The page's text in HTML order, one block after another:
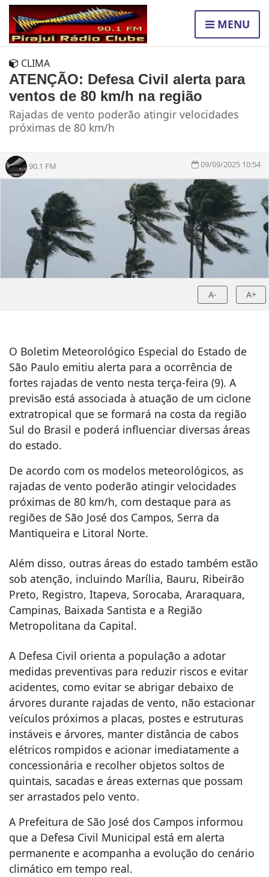
MENU
CLIMA
ATENÇÃO: Defesa Civil alerta para
ventos de 80 km/h na região
Rajadas de vento poderão atingir velocidades
próximas de 80 km/h
90.1 FM 09/09/2025 10:54
A- A+
O Boletim Meteorológico Especial do Estado de
São Paulo emitiu alerta para a ocorrência de
fortes rajadas de vento nesta terça-feira (9). A
previsão está associada à atuação de um ciclone
extratropical que se formará na costa da região
Sul do Brasil e poderá influenciar diversas áreas
do estado.
De acordo com os modelos meteorológicos, as
rajadas de vento poderão atingir velocidades
próximas de 80 km/h, com destaque para as
regiões de São José dos Campos, Serra da
Mantiqueira e Litoral Norte.
Além disso, outras áreas do estado também estão
sob atenção, incluindo Marília, Bauru, Ribeirão
Preto, Registro, Itapeva, Sorocaba, Araraquara,
Campinas, Baixada Santista e a Região
Metropolitana da Capital.
A Defesa Civil orienta a população a adotar
medidas preventivas para reduzir riscos e evitar
acidentes, como evitar se abrigar debaixo de
árvores durante rajadas de vento, não estacionar
veículos próximos a placas, postes e estruturas
instáveis e árvores, manter distância de cabos
elétricos rompidos e acionar imediatamente a
concessionária e recolher objetos soltos de
quintais, sacadas e áreas externas que possam
ser arrastados pelo vento.
A Prefeitura de São José dos Campos informou
que a Defesa Civil Municipal está em alerta
permanente e acompanha a evolução do cenário
climático em tempo real.